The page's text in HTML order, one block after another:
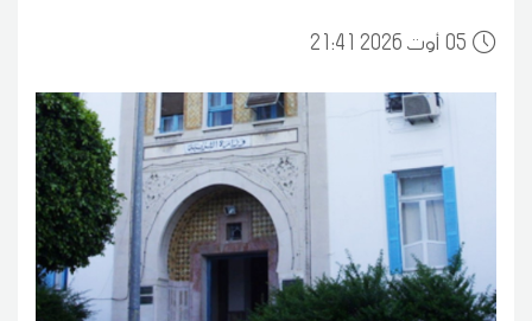
0521:41 2026 أوت